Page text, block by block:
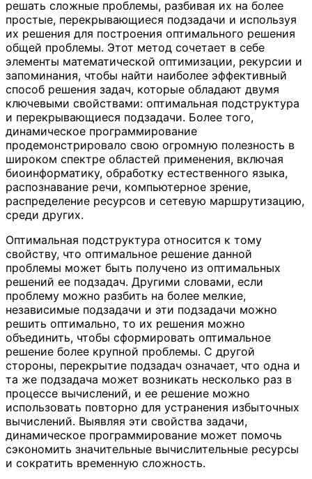
решать сложные проблемы, разбивая их на более
простые, перекрывающиеся подзадачи и используя
их решения для построения оптимального решения
общей проблемы. Этот метод сочетает в себе
элементы математической оптимизации, рекурсии и
запоминания, чтобы найти наиболее эффективный
способ решения задач, которые обладают двумя
ключевыми свойствами: оптимальная подструктура
и перекрывающиеся подзадачи. Более того,
динамическое программирование
продемонстрировало свою огромную полезность в
широком спектре областей применения, включая
биоинформатику, обработку естественного языка,
распознавание речи, компьютерное зрение,
распределение ресурсов и сетевую маршрутизацию,
среди других.
Оптимальная подструктура относится к тому
свойству, что оптимальное решение данной
проблемы может быть получено из оптимальных
решений ее подзадач. Другими словами, если
проблему можно разбить на более мелкие,
независимые подзадачи и эти подзадачи можно
решить оптимально, то их решения можно
объединить, чтобы сформировать оптимальное
решение более крупной проблемы. С другой
стороны, перекрытие подзадач означает, что одна и
та же подзадача может возникать несколько раз в
процессе вычислений, и ее решение можно
использовать повторно для устранения избыточных
вычислений. Выявляя эти свойства задачи,
динамическое программирование может помочь
сэкономить значительные вычислительные ресурсы
и сократить временную сложность.